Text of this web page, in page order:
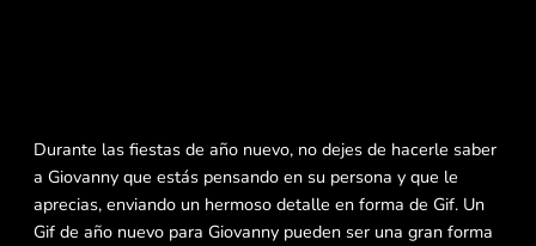
Durante las fiestas de año nuevo, no dejes de hacerle saber
a Giovanny que estás pensando en su persona y que le
aprecias, enviando un hermoso detalle en forma de Gif. Un
Gif de año nuevo para Giovanny pueden ser una gran forma